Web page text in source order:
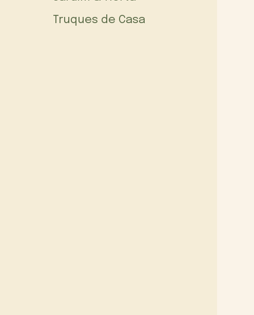
Truques de Casa